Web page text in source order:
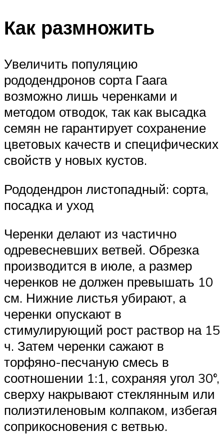
Как размножить
Увеличить популяцию
рододендронов сорта Гаага
возможно лишь черенками и
методом отводок, так как высадка
семян не гарантирует сохранение
цветовых качеств и специфических
свойств у новых кустов.
Рододендрон листопадный: сорта,
посадка и уход
Черенки делают из частично
одревесневших ветвей. Обрезка
производится в июле, а размер
черенков не должен превышать 10
см. Нижние листья убирают, а
черенки опускают в
стимулирующий рост раствор на 15
ч. Затем черенки сажают в
торфяно-песчаную смесь в
соотношении 1:1, сохраняя угол 30°,
сверху накрывают стеклянным или
полиэтиленовым колпаком, избегая
соприкосновения с ветвью.